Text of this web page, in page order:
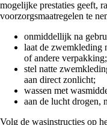
mogelijke prestaties geeft,
voorzorgsmaatregelen te
onmiddellijk na
laat de zwemkleding
of andere verpakking;
stel natte
aan direct zonlicht;
wassen met
aan de lucht drogen,
Volg de wasinstructies op